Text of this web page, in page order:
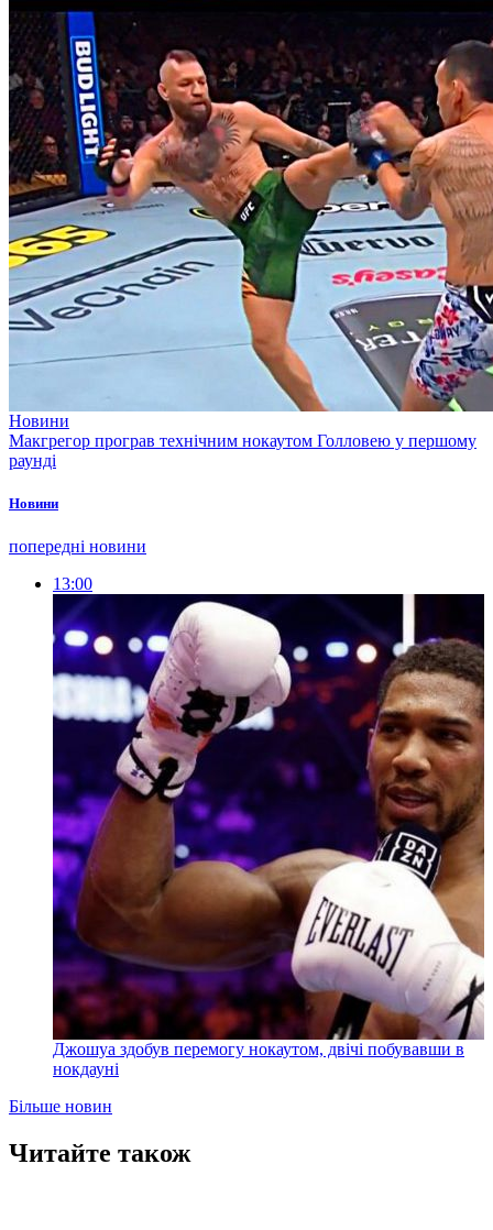
Новини
Макгрегор програв технічним нокаутом Голловею у першому
раунді
Новини
попередні новини
13:00
Джошуа здобув перемогу нокаутом, двічі побувавши в
нокдауні
Більше новин
Читайте також